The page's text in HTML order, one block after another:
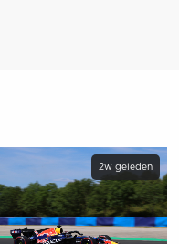
2w geleden